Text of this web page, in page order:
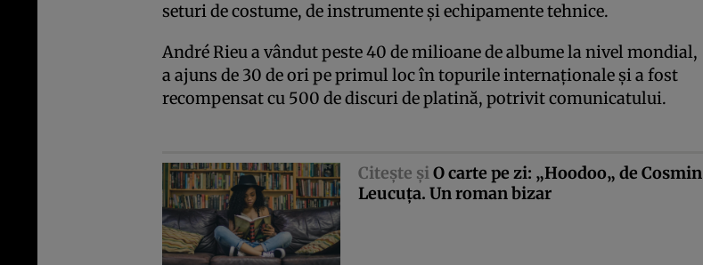
seturi de costume, de instrumente şi echipamente tehnice.
André Rieu a vândut peste 40 de milioane de albume la nivel mondial,
a ajuns de 30 de ori pe primul loc în topurile internaţionale şi a fost
recompensat cu 500 de discuri de platină, potrivit comunicatului.
Citeşte şiO carte pe zi: „Hoodoo„ de Cosmin
Leucuţa. Un roman bizar